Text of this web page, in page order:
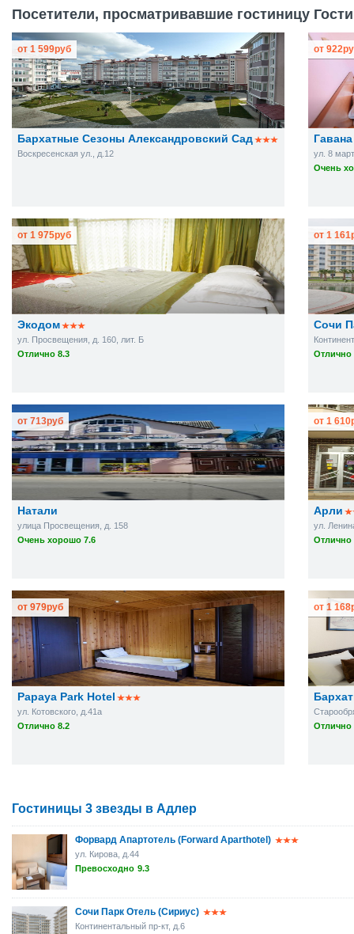
Посетители, просматривавшие гостиницу
Бархатные Сезоны Александровский Сад
Воскресенская ул., д.12
от 1 599руб
Гавана
ул. 8
Очень
от 922
Экодом
ул. Просвещения, д. 160, лит. Б
Отлично 8.3
от 1 975руб
Сочи
Отлично
от 1 161
Натали
улица Просвещения, д. 158
Очень хорошо 7.6
от 713руб
Арли
ул.
Отлично
от 1 610
Papaya Park Hotel
ул. Котовского, д.41а
Отлично 8.2
от 979руб
Отлично
от 1 168
Гостиницы 3 звезды в Адлер
Форвард Апартотель (Forward Aparthotel)
ул. Кирова, д.44
Превосходно 9.3
Сочи Парк Отель (Сириус)
Континентальный пр-кт, д.6